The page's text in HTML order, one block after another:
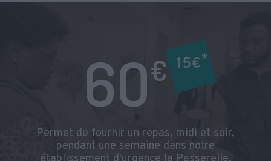
6O€ 15€*
Permet de fournir un repas, midi et soir,
pendant une semaine dans notre